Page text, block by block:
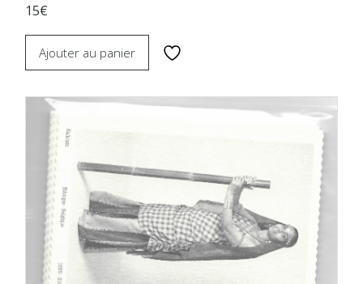
15€
Ajouter au panier